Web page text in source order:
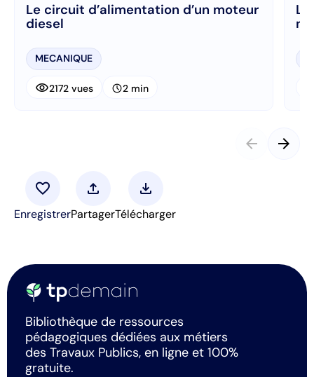
Le circuit d’alimentation d’un moteur
diesel
MECANIQUE
visibility2172 vues schedule2 min
arrow_back arrow_forward
favorite
Enregistrer
upload
Partager
download
Télécharger
Bibliothèque de ressources
pédagogiques dédiées aux métiers
des Travaux Publics, en ligne et 100%
gratuite.